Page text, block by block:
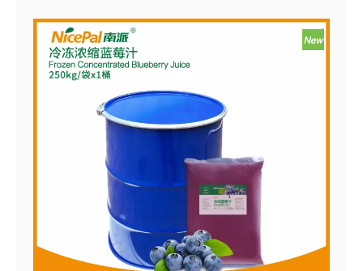
до быстрого замораживания, завершается в
течение 30 минут, что эффективно сохраняет
свежий вкус и содержание питания в чернике.